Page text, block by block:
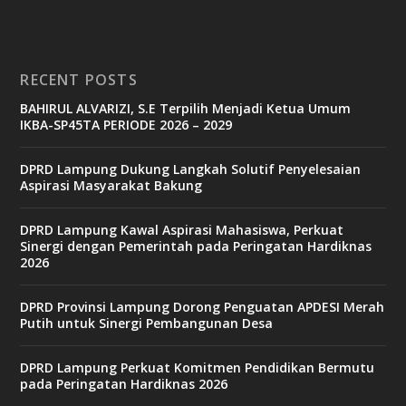
e
t
c
a
i
n
o
v
9
c
a
RECENT POSTS
BAHIRUL ALVARIZI, S.E Terpilih Menjadi Ketua Umum
IKBA-SP45TA PERIODE 2026 – 2029
DPRD Lampung Dukung Langkah Solutif Penyelesaian
Aspirasi Masyarakat Bakung
DPRD Lampung Kawal Aspirasi Mahasiswa, Perkuat
Sinergi dengan Pemerintah pada Peringatan Hardiknas
2026
DPRD Provinsi Lampung Dorong Penguatan APDESI Merah
Putih untuk Sinergi Pembangunan Desa
DPRD Lampung Perkuat Komitmen Pendidikan Bermutu
pada Peringatan Hardiknas 2026